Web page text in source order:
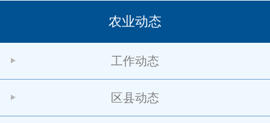
农业动态
工作动态
区县动态